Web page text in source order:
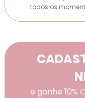
todos os
e ganhe 10%